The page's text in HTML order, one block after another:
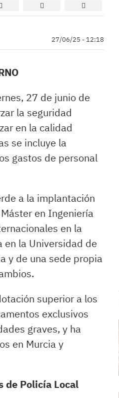
27/06/25 - 12:18
27 de junio de
la seguridad
en la calidad
se incluye la
gastos de personal
a la implantación
en Ingeniería
en la
en la Universidad de
y de una sede propia
superior a los
exclusivos
graves, y ha
en Murcia y
de Policía Local